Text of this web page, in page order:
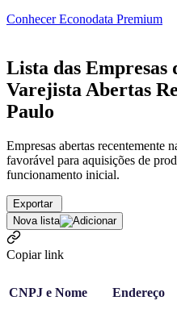
Conhecer Econodata Premium
Lista das Empresas
Varejista Abertas
Paulo
Empresas abertas recentemente
favorável para aquisições de
funcionamento inicial.
Exportar
Nova lista
Copiar link
CNPJ e Nome Endereço